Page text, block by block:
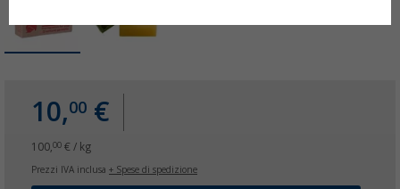
10,00 €
100,00 € / kg
Prezzi IVA inclusa + Spese di spedizione